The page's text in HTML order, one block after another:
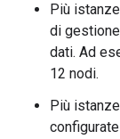
Più
di
dati. Ad
12 nodi.
Più